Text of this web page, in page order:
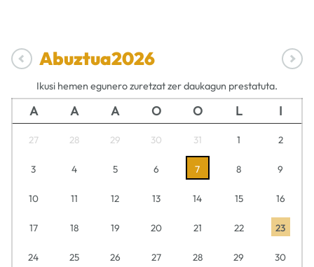
Abuztua2026
Ikusi hemen egunero zuretzat zer daukagun prestatuta.
A A A O O L I
27 28 29 30 31 1 2
3 4 5 6 7 8 9
10 11 12 13 14 15 16
17 18 19 20 21 22 23
24 25 26 27 28 29 30